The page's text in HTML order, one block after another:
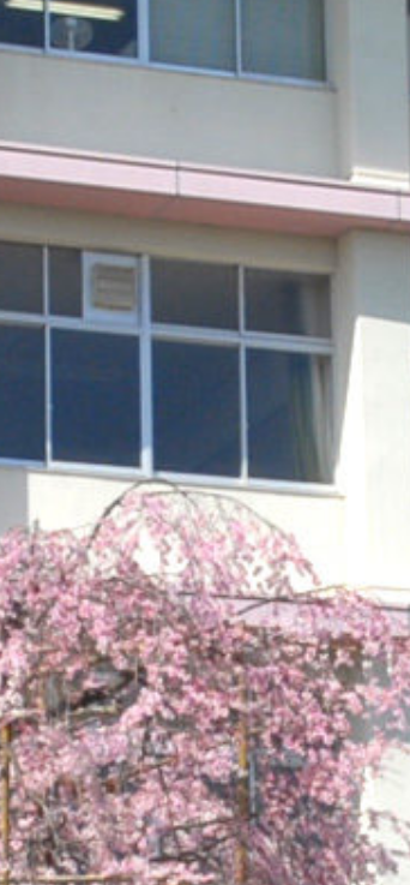
sakurazuka.ed.jp/public_html/wp-content/